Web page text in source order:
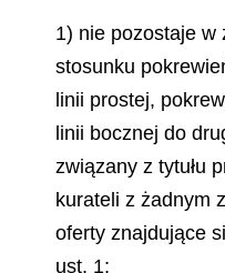
1) nie pozostaje w
stosunku
linii prostej,
linii bocznej do
związany z tytułu
kurateli z żadnym
oferty znajdujące
ust. 1;